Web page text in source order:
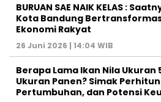
BURUAN SAE NAIK KELAS :
Kota Bandung
Ekonomi Rakyat
26 Juni 2026 | 14:04 WIB
Berapa Lama Ikan Nila Ukuran
Ukuran Panen? Simak
Pertumbuhan, dan Potensi